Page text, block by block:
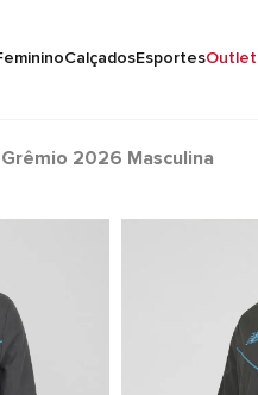
CalçadosEsportesOutlet
2026 Masculina